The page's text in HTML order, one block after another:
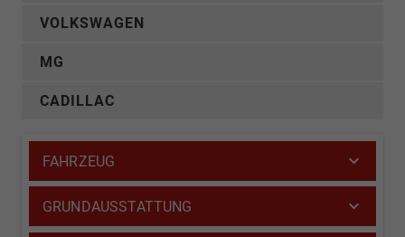
VOLKSWAGEN
MG
CADILLAC
FAHRZEUG
GRUNDAUSSTATTUNG